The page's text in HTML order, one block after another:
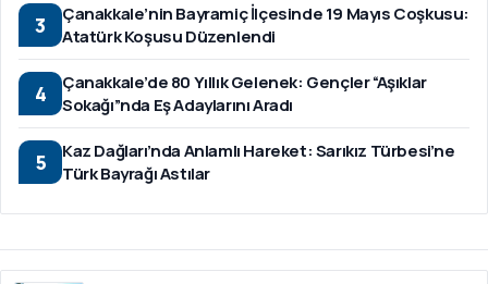
3
Çanakkale’nin Bayramiç İlçesinde 19 Mayıs Coşkusu:
Atatürk Koşusu Düzenlendi
4
Çanakkale’de 80 Yıllık Gelenek: Gençler “Aşıklar
Sokağı”nda Eş Adaylarını Aradı
5
Kaz Dağları’nda Anlamlı Hareket: Sarıkız Türbesi’ne
Türk Bayrağı Astılar